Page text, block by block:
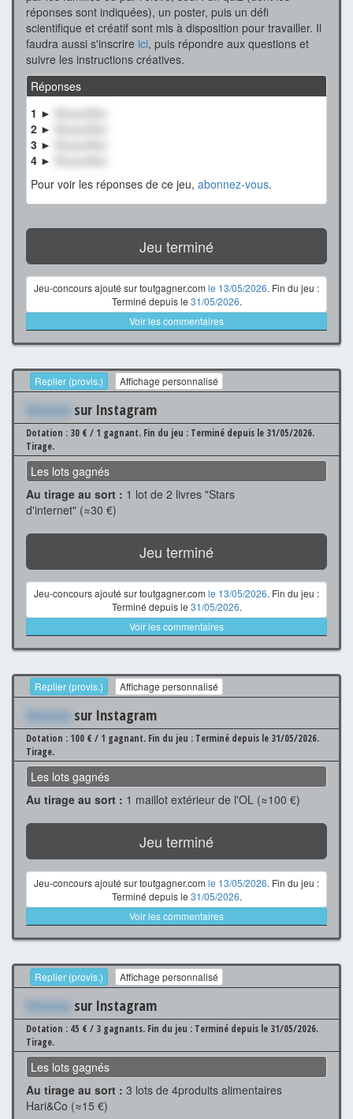
réponses sont indiquées), un poster, puis un défi
scientifique et créatif sont mis à disposition pour travailler. Il
faudra aussi s'inscrire ici, puis répondre aux questions et
suivre les instructions créatives.
Réponses
1 ►
XxxxxxXxx
2 ►
3 ►
4 ►
Pour voir les réponses de ce jeu, abonnez-vous.
Jeu terminé
Jeu-concours ajouté sur toutgagner.com le 13/05/2026. Fin du jeu :
Terminé depuis le 31/05/2026.
Voir les commentaires
Replier (provis.) Affichage personnalisé
Xxxxxxx sur Instagram
Dotation : 30 € / 1 gagnant. Fin du jeu : Terminé depuis le 31/05/2026.
Tirage.
Les lots gagnés
Au tirage au sort : 1 lot de 2 livres "Stars
d'internet" (≈30 €)
Jeu terminé
Jeu-concours ajouté sur toutgagner.com le 13/05/2026. Fin du jeu :
Terminé depuis le 31/05/2026.
Voir les commentaires
Replier (provis.) Affichage personnalisé
Xxxxxxx sur Instagram
Dotation : 100 € / 1 gagnant. Fin du jeu : Terminé depuis le 31/05/2026.
Tirage.
Les lots gagnés
Au tirage au sort : 1 maillot extérieur de l'OL (≈100 €)
Jeu terminé
Jeu-concours ajouté sur toutgagner.com le 13/05/2026. Fin du jeu :
Terminé depuis le 31/05/2026.
Voir les commentaires
Replier (provis.) Affichage personnalisé
Xxxxxxx sur Instagram
Dotation : 45 € / 3 gagnants. Fin du jeu : Terminé depuis le 31/05/2026.
Tirage.
Les lots gagnés
Au tirage au sort : 3 lots de 4produits alimentaires
Hari&Co (≈15 €)